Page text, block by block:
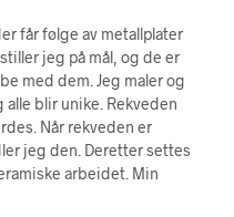
får følge av metallplater
jeg på mål, og de er
med dem. Jeg maler og
alle blir unike. Rekveden
Når rekveden er
jeg den. Deretter settes
arbeidet. Min